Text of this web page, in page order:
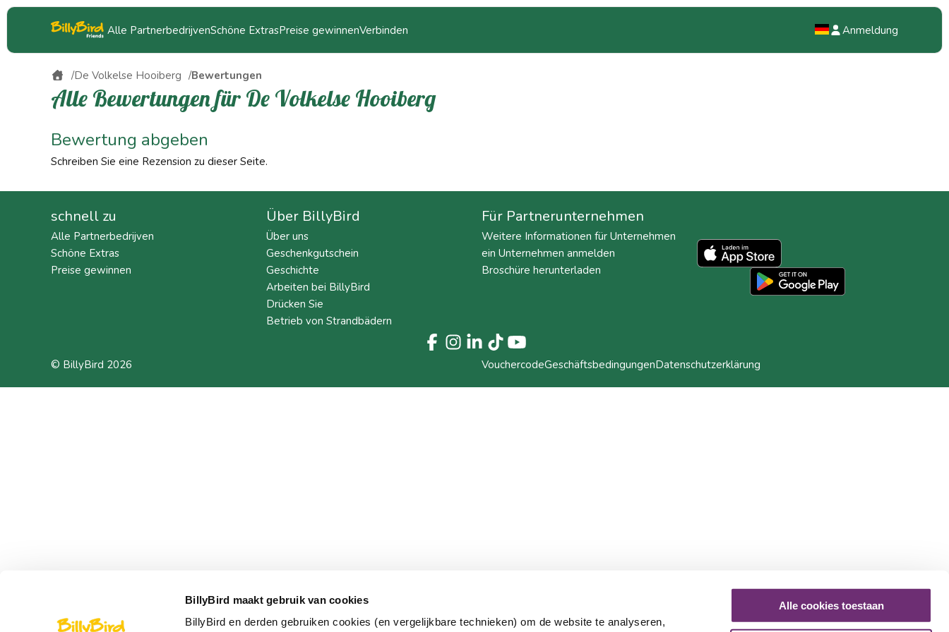
BillyBird maakt gebruik van cookies
BillyBird en derden gebruiken cookies (en vergelijkbare technieken) om de website te analyseren,
Alle cookies toestaan
Alle PartnerbedrijvenSchöne ExtrasPreise gewinnenVerbinden Anmeldung
De Volkelse Hooiberg Bewertungen
Alle Bewertungen für De Volkelse Hooiberg
Bewertung abgeben
Schreiben Sie eine Rezension zu dieser Seite.
schnell zu
Alle Partnerbedrijven
Schöne Extras
Preise gewinnen
Über BillyBird
Über uns
Geschenkgutschein
Geschichte
Arbeiten bei BillyBird
Drücken Sie
Betrieb von Strandbädern
Für Partnerunternehmen
Weitere Informationen für Unternehmen
ein Unternehmen anmelden
Broschüre herunterladen
© BillyBird 2026 VouchercodeGeschäftsbedingungenDatenschutzerklärung